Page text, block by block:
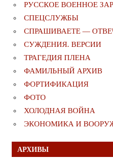
РУССКОЕ ВОЕННОЕ
СПЕЦСЛУЖБЫ
СПРАШИВАЕТЕ —
СУЖДЕНИЯ. ВЕРСИИ
ТРАГЕДИЯ ПЛЕНА
ФАМИЛЬНЫЙ АРХИВ
ФОРТИФИКАЦИЯ
ФОТО
ХОЛОДНАЯ ВОЙНА
ЭКОНОМИКА И
АРХИВЫ